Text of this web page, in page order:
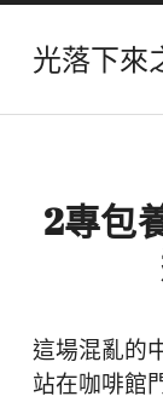
光落下來
2專包
這場混亂的
站在咖啡館